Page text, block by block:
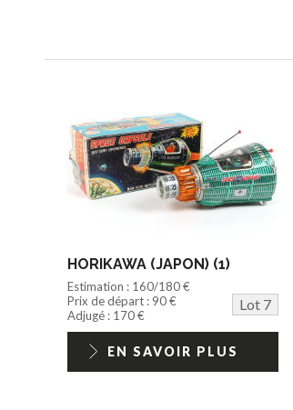
HORIKAWA (JAPON) (1)
Estimation : 160/180 €
Prix de départ : 90 €
Lot 7
Adjugé : 170 €
EN SAVOIR PLUS